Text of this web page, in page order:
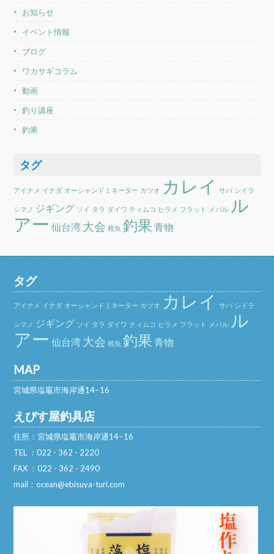
お知らせ
イベント情報
ブログ
ワカサギコラム
動画
釣り講座
釣果
タグ
アイナメ イナダ オーシャンドミネーター カツオ カレイ サバ シイラ
シマノ ジギング ソイ タラ ダイワ ティムコ ヒラメ フラット メバル ル
アー 仙台湾 大会 根魚 釣果 青物
タグ
アイナメ イナダ オーシャンドミネーター カツオ カレイ サバ シイラ
シマノ ジギング ソイ タラ ダイワ ティムコ ヒラメ フラット メバル ル
アー 仙台湾 大会 根魚 釣果 青物
MAP
宮城県塩竈市海岸通14−16
えびす屋釣具店
住所：宮城県塩竈市海岸通14−16
TEL ：022 - 362 - 2220
FAX ：022 - 362 - 2490
mail：ocean@ebisuya-turi.com